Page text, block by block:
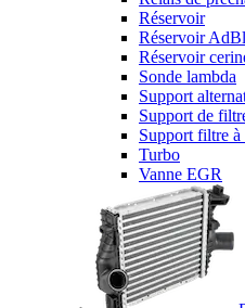
Réservoir
Réservoir
Réservoir
Sonde lambda
Support
Support de
Support filtre à
Turbo
Vanne EGR